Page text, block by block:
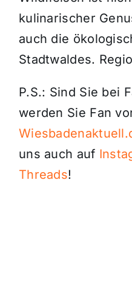
kulinarischer
auch die
Stadtwaldes.
P.S.: Sind Sie bei
werden Sie Fan
uns auch auf
Threads!